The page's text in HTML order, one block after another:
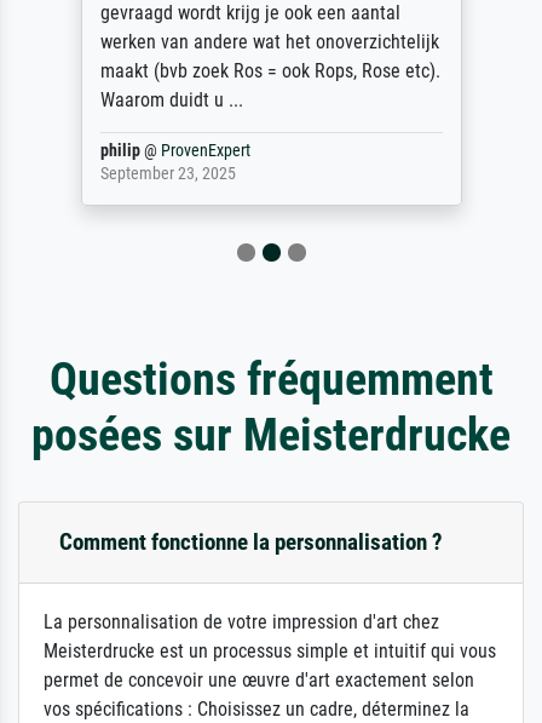
gevraagd wordt krijg je ook een aantal
werken van andere wat het onoverzichtelijk
maakt (bvb zoek Ros = ook Rops, Rose etc).
Waarom duidt u ...
philip@ ProvenExpert
September 23, 2025
Questions fréquemment
posées sur Meisterdrucke
Comment fonctionne la personnalisation ?
La personnalisation de votre impression d'art chez
Meisterdrucke est un processus simple et intuitif qui vous
permet de concevoir une œuvre d'art exactement selon
vos spécifications : Choisissez un cadre, déterminez la